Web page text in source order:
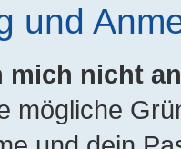
und
mich nicht
mögliche